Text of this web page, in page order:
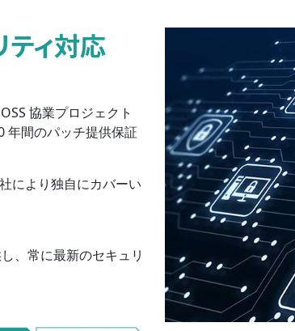
ティ対応
協業プロジェクト
年間のパッチ提供保証
により独自にカバーい
、常に最新のセキュリ